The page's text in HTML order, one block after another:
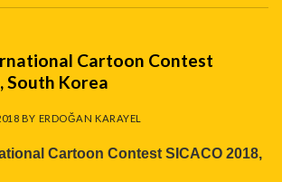
Cartoon Contest
South Korea
BY ERDOĞAN KARAYEL
Cartoon Contest SICACO 2018,